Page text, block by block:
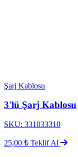
Şarj Kablosu
3'lü Şarj Kablosu
SKU: 331033310
25,00 ₺ Teklif Al